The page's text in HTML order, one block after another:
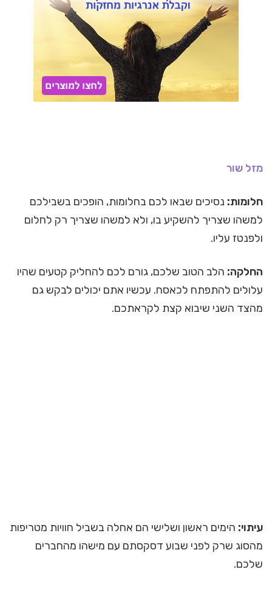
מזל שור
חלומות: נסיכים שבאו לכם בחלומות, הופכים בשבילכם
למשהו שצריך להשקיע בו, ולא למשהו שצריך רק לחלום
ולפנטז עליו.
החלקה: הלב הטוב שלכם, גורם לכם להחליק קטעים שהיו
עלולים להתפתח לכאסח. עכשיו אתם יכולים לבקש גם
מהצד השני שיבוא קצת לקראתכם.
עיתוי: הימים ראשון ושלישי הם אחלה בשביל חוויות מטריפות
מהסוג שרק לפני שבוע דסקסתם עם מישהו מהחברים
שלכם.